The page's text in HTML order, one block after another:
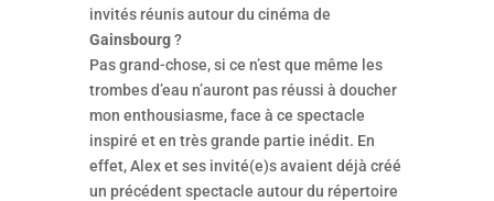
invités réunis autour du cinéma de
Gainsbourg?
Pas grand-chose, si ce n’est que même les
trombes d’eau n’auront pas réussi à doucher
mon enthousiasme, face à ce spectacle
inspiré et en très grande partie inédit. En
effet, Alex et ses invité(e)s avaient déjà créé
un précédent spectacle autour du répertoire